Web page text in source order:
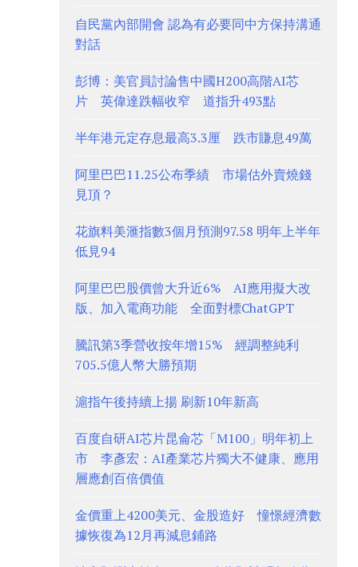
自民黨內部開會 認為有必要同中方保持溝通
對話
彭博：美官員討論售中國H200高階AI芯
片 英偉達跌幅收窄 道指升493點
半年港元定存息最高3.3厘 跌市賺息49萬
阿里巴巴11.25公布季績 市場估外賣燒錢
見頂？
花旗料美滙指數3個月預測97.58 明年上半年
低見94
阿里巴巴股價曾大升近6% AI應用擬大改
版、加入電商功能 全面對標ChatGPT
騰訊第3季營收按年增15% 經調整純利
705.5億人幣大勝預期
滬指午後持續上揚 刷新10年新高
百度自研AI芯片昆侖芯「M100」明年初上
市 李彥宏：AI產業芯片獨大不健康、應用
層應創百倍價值
金價重上4200美元、金股造好 憧憬經濟數
據恢復為12月再減息鋪路